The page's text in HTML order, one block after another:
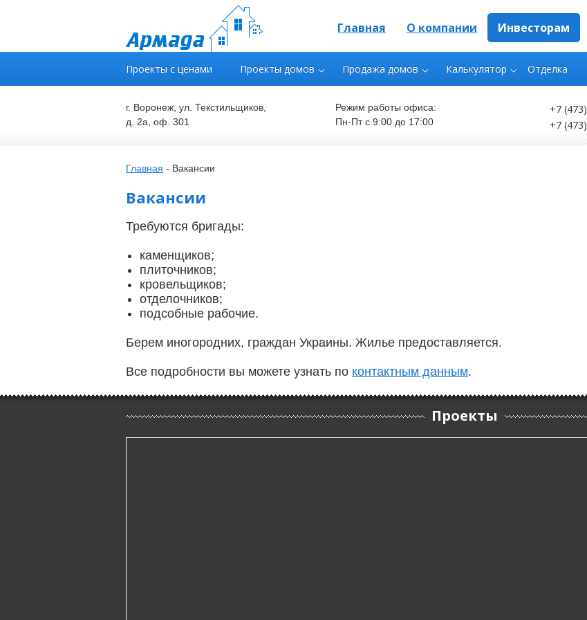
Главная О компании Инвесторам
Проекты с ценами Проекты домов Продажа домов Калькулятор Отделка
г. Воронеж, ул. Текстильщиков,
д. 2а, оф. 301
Режим работы офиса:
Пн-Пт с 9:00 до 17:00
+7 (473)
+7 (473)
Главная - Вакансии
Вакансии
Требуются бригады:
каменщиков;
плиточников;
кровельщиков;
отделочников;
подсобные рабочие.
Берем иногородних, граждан Украины. Жилье предоставляется.
Все подробности вы можете узнать по контактным данным.
Проекты